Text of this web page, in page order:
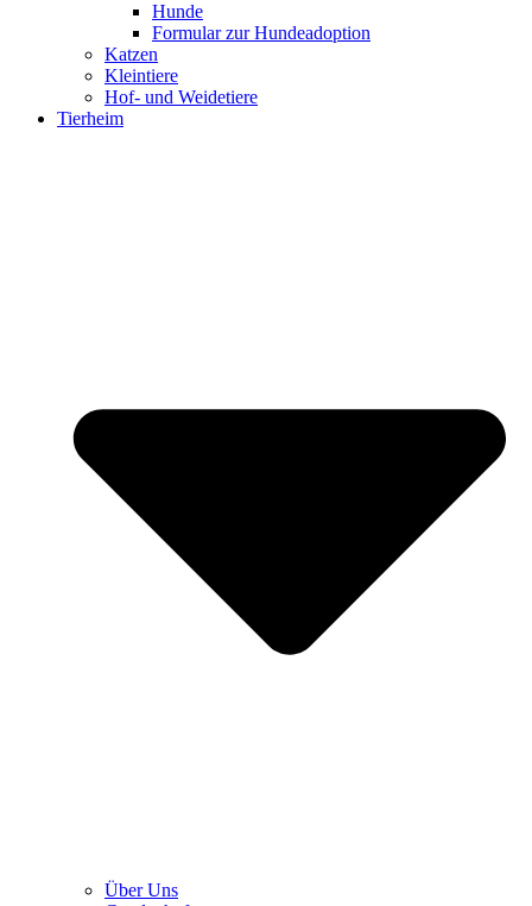
Hunde
Formular zur Hundeadoption
Katzen
Kleintiere
Hof- und Weidetiere
Tierheim
Über Uns